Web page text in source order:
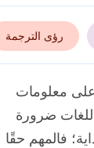
رؤى الترجمة
على معلومات
اللغات ضرورة
فالمهم حقًا